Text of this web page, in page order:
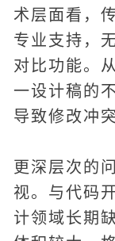
术层面看，
专业支持，
对比功能。
一设计稿的
导致修改冲
更深层次的
视。与代码
计领域长期